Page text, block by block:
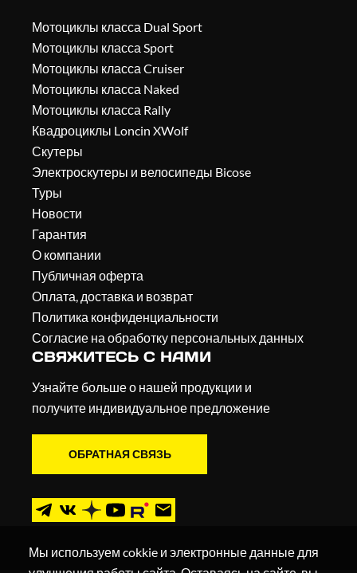
Мотоциклы класса Dual Sport
Мотоциклы класса Sport
Мотоциклы класса Cruiser
Мотоциклы класса Naked
Мотоциклы класса Rally
Квадроциклы Loncin XWolf
Скутеры
Электроскутеры и велосипеды Bicose
Туры
Новости
Гарантия
О компании
Публичная оферта
Оплата, доставка и возврат
Политика конфиденциальности
Согласие на обработку персональных данных
СВЯЖИТЕСЬ С НАМИ
Узнайте больше о нашей продукции и
получите индивидуальное предложение
ОБРАТНАЯ СВЯЗЬ
Мы используем cokkie и электронные данные для